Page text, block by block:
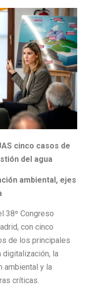
cinco casos de
del agua
ambiental, ejes
38º Congreso
con cinco
de los principales
digitalización, la
ambiental y la
críticas.